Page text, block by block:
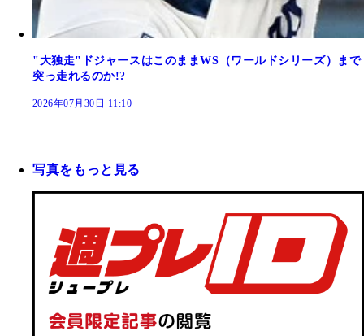
"大独走"ドジャースはこのままWS（ワールドシリーズ）まで
突っ走れるのか!?
2026年07月30日 11:10
写真をもっと見る